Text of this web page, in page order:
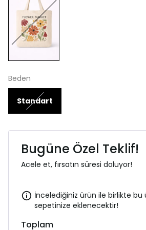
Beden
Standart
Bugüne Özel Teklif!
Acele et, fırsatın süresi doluyor!
İncelediğiniz ürün ile birlikte bu
sepetinize eklenecektir!
Toplam